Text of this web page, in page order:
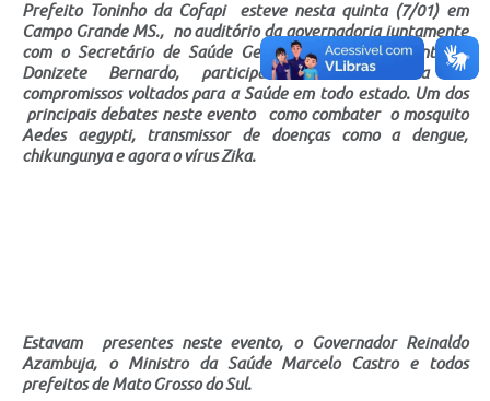
Dados gerais e Obras
Empresa Inidônea
LGPD - Governo Digital
licenciamento ambiental
Prefeito Toninho da Cofapi esteve nesta quinta (7/01) em
Campo Grande MS., no auditório da governadoria juntamente
com o Secretário de Saúde Gelson Pimenta e o Contador
Donizete Bernardo, participando da assinatura de
compromissos voltados para a Saúde em todo estado. Um dos
principais debates neste evento como combater o mosquito
Aedes aegypti, transmissor de doenças como a dengue,
chikungunya e agora o vírus Zika.
Estavam presentes neste evento, o Governador Reinaldo
Azambuja, o Ministro da Saúde Marcelo Castro e todos
prefeitos de Mato Grosso do Sul.